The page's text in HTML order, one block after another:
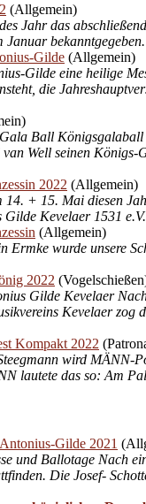
(Allgemein)
Jahr das
Januar
Gilde (Allgemein)
Gilde eine heilige
die
)
Ball
Well seinen
2022 (Allgemein)
+ 15. Mai diesen
Kevelaer 1531
(Allgemein)
Ermke wurde unsere
2022 (Vogelschießen
Gilde Kevelaer
Kevelaer zog
Kompakt 2022 (
wird MÄNN-
lautete das so: Am
Gilde 2021 (
und Ballotage Nach
Die Josef-